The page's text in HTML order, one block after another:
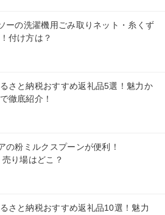
ーの洗濯機用ごみ取りネット・糸くず
付け方は？
さと納税おすすめ返礼品5選！魅力か
徹底紹介！
の粉ミルクスプーンが便利！
り場はどこ？
さと納税おすすめ返礼品10選！魅力